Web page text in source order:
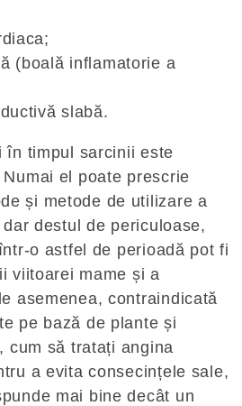
(boală inflamatorie a
slabă.
în timpul sarcinii este
el poate prescrie
și metode de utilizare a
destul de periculoase,
o astfel de perioadă pot fi
viitoarei mame și a
asemenea, contraindicată
pe bază de plante și
cum să tratați angina
a evita consecințele sale,
mai bine decât un